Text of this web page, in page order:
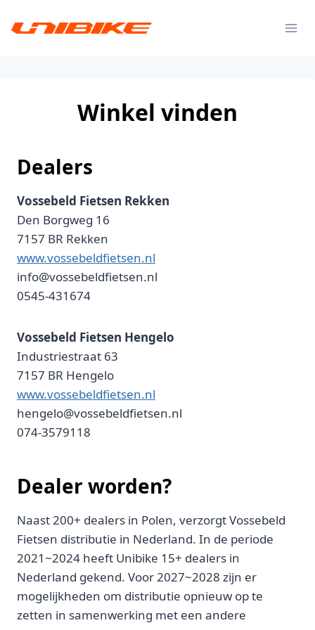
naar
Winkel vinden
Dealers
Vossebeld Fietsen Rekken
Den Borgweg 16
7157 BR Rekken
www.vossebeldfietsen.nl
info@vossebeldfietsen.nl
0545-431674
Vossebeld Fietsen Hengelo
Industriestraat 63
7157 BR Hengelo
www.vossebeldfietsen.nl
hengelo@vossebeldfietsen.nl
074-3579118
Dealer worden?
Naast 200+ dealers in Polen, verzorgt Vossebeld
Fietsen distributie in Nederland. In de periode
2021~2024 heeft Unibike 15+ dealers in
Nederland gekend. Voor 2027~2028 zijn er
mogelijkheden om distributie opnieuw op te
zetten in samenwerking met een andere